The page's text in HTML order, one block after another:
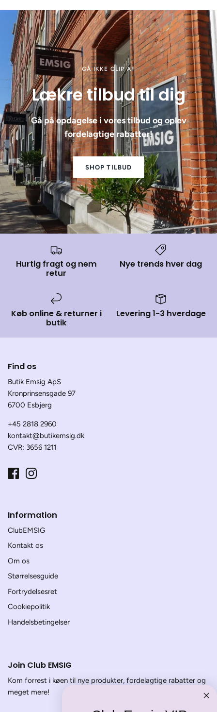
GÅ IKKE GLIP AF
Lækre tilbud til dig
Gå på opdagelse i vores tilbud og oplev
fordelagtige rabatter!
SHOP TILBUD
Hurtig fragt og nem
retur
Nye trends hver dag
Køb online & returner i
butik
Levering 1-3 hverdage
Find os
Butik Emsig ApS
Kronprinsensgade 97
6700 Esbjerg
+45 2818 2960
kontakt@butikemsig.dk
CVR: 3656 1211
Information
ClubEMSIG
Kontakt os
Om os
Størrelsesguide
Fortrydelsesret
Cookiepolitik
Handelsbetingelser
Join Club EMSIG
Kom forrest i køen til nye produkter, fordelagtige rabatter og
meget mere!